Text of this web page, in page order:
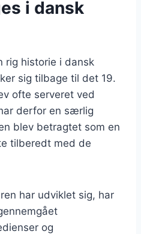
i dansk
rig historie i dansk
sig tilbage til det 19.
ofte serveret ved
derfor en særlig
blev betragtet som en
tilberedt med de
har udviklet sig, har
og